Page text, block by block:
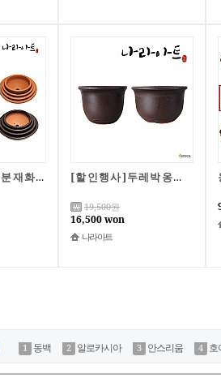
옹기화분/토분/분재화분/긴화분/대형화분/국산옹기/꽃/나라아트 [할인행사]두레박옹기화분 대,특대세트/국산화분/국산옹기/화분/옹기/나라아트
19,500원
16,500 won
나라아트
동백 알로카시아 안스리움 호